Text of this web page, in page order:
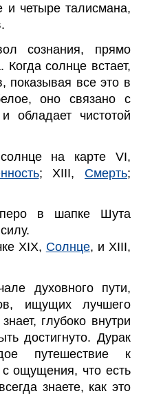
и четыре талисмана,
сознания, прямо
солнце встает,
показывая все это в
оно связано с
обладает чистотой
на карте VI,
; XIII, Смерть;
перо в шапке Шута
XIX, Солнце, и XIII,
духовного пути,
ищущих лучшего
глубоко внутри
достигнуто. Дурак
путешествие к
ощущения, что есть
знаете, как это